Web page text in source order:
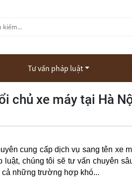
Tư vấn pháp luật
chủ xe máy tại Hà
cung cấp dịch vụ sang tên xe
luật, chúng tôi sẽ tư vấn chuyên
cả những trường hợp khó...